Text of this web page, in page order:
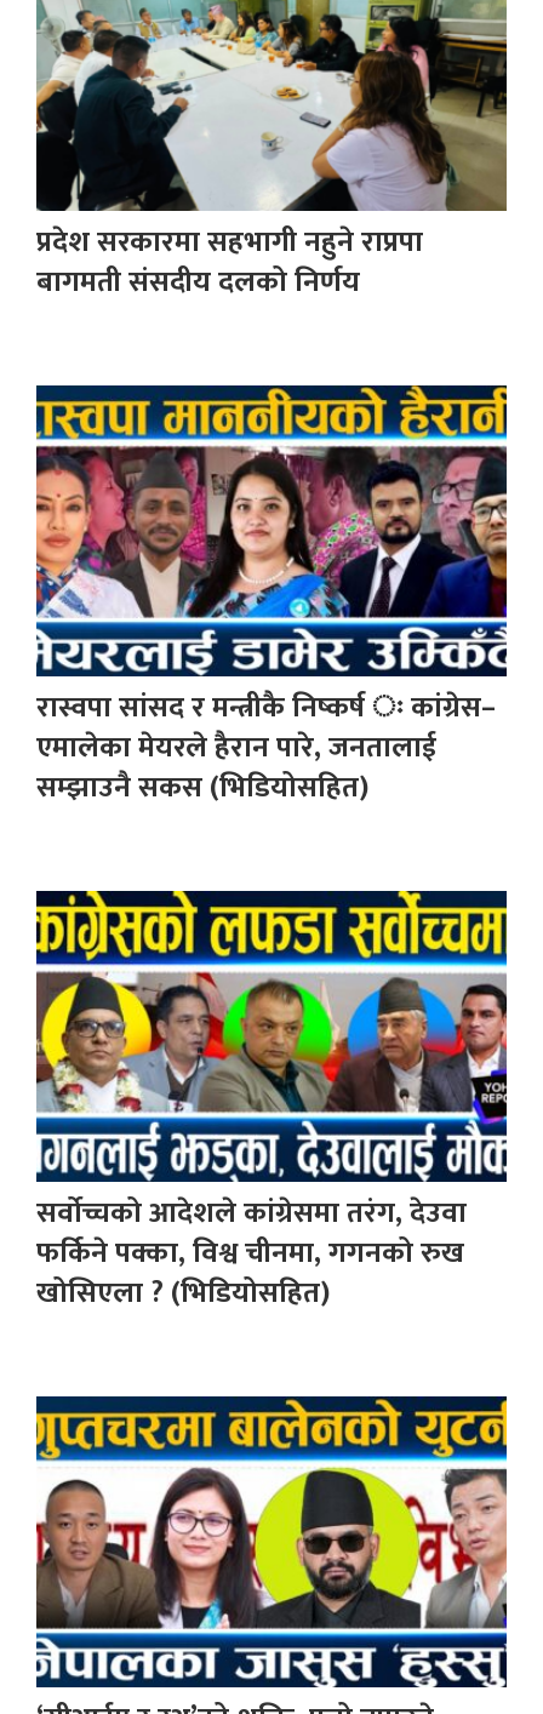
प्रदेश सरकारमा सहभागी नहुने राप्रपा
बागमती संसदीय दलको निर्णय
रास्वपा सांसद र मन्त्रीकै निष्कर्ष ः कांग्रेस–
एमालेका मेयरले हैरान पारे, जनतालाई
सम्झाउनै सकस (भिडियोसहित)
सर्वोच्चको आदेशले कांग्रेसमा तरंग, देउवा
फर्किने पक्का, विश्व चीनमा, गगनको रुख
खोसिएला ? (भिडियोसहित)